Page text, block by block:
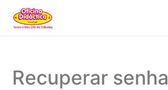
Recuperar senha